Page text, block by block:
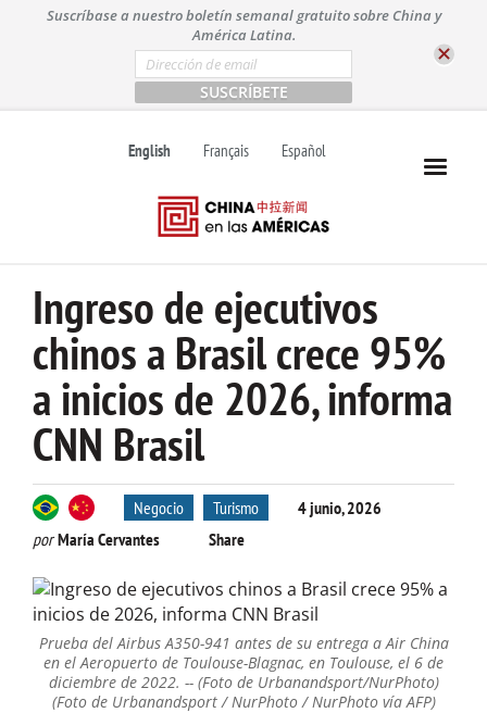
t
Suscríbase a nuestro boletín semanal gratuito sobre China y
América Latina.
E
m
a
i
*
English Français Español
Ingreso de ejecutivos
chinos a Brasil crece 95%
a inicios de 2026, informa
CNN Brasil
Negocio Turismo
4 junio, 2026
porMaría Cervantes Share
Prueba del Airbus A350-941 antes de su entrega a Air China
en el Aeropuerto de Toulouse-Blagnac, en Toulouse, el 6 de
diciembre de 2022. -- (Foto de Urbanandsport/NurPhoto)
(Foto de Urbanandsport / NurPhoto / NurPhoto vía AFP)